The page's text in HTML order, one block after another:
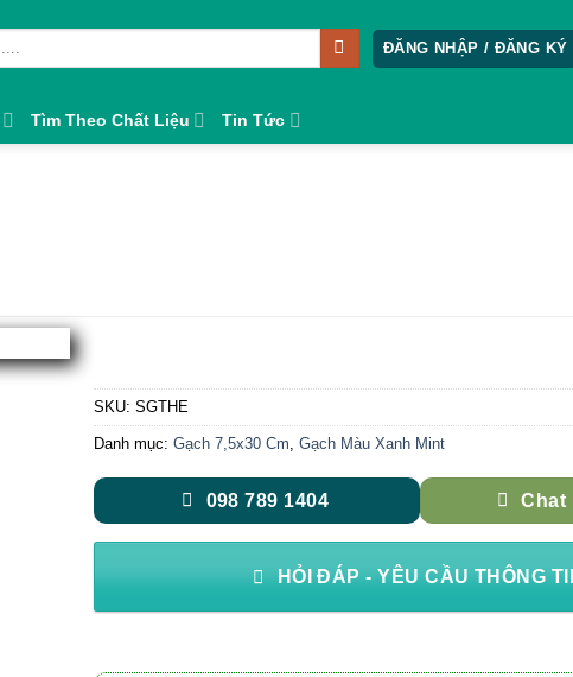
ĐĂNG NHẬP / ĐĂNG KÝ
Tìm Theo Chất Liệu Tin Tức
SKU: SGTHE
Danh mục: Gạch 7,5x30 Cm Gạch Màu Xanh Mint
098 789 1404 Chat
HỎI ĐÁP - YÊU CẦU THÔNG